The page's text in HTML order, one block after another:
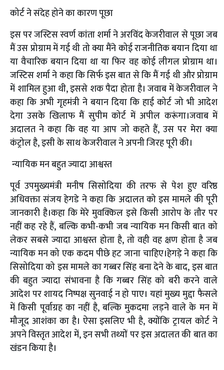
कोर्ट ने संदेह होने का कारण पूछा
इस पर जस्टिस स्वर्ण कांता शर्मा ने अरविंद केजरीवाल से पूछा जब
मैं उस प्रोग्राम में गई थी तो क्या मैंने कोई राजनीतिक बयान दिया था
या वैचारिक बयान दिया था या फिर वह कोई लीगल प्रोग्राम था।
जस्टिस शर्मा ने कहा कि सिर्फ इस बात से कि मैं गई थी और प्रोग्राम
में शामिल हुआ थी, इससे शक पैदा होता है। जवाब में केजरीवाल ने
कहा कि अभी गृहमंत्री ने बयान दिया कि हाई कोर्ट जो भी आदेश
देगा उसके खिलाफ मैं सुपीम कोर्ट में अपील करूंगा।जवाब में
अदालत ने कहा कि वह या आप जो कहते हैं, उस पर मेरा क्या
कंट्रोल है, इसी के साथ केजरीवाल ने अपनी जिरह पूरी की।
न्यायिक मन बहुत ज्यादा आश्वस्त
पूर्व उपमुख्यमंत्री मनीष सिसोदिया की तरफ से पेश हुए वरिष्ठ
अधिवक्ता संजय हेगडे ने कहा कि अदालत को इस मामले की पूरी
जानकारी है।कहा कि मेरे मुवक्किल इसे किसी आरोप के तौर पर
नहीं कह रहे हैं, बल्कि कभी-कभी जब न्यायिक मन किसी बात को
लेकर सबसे ज्यादा आश्वस्त होता है, तो वही वह क्षण होता है जब
न्यायिक मन को एक कदम पीछे हट जाना चाहिए।हेगड़े ने कहा कि
सिसोदिया को इस मामले का गब्बर सिंह बना देने के बाद, इस बात
की बहुत ज्यादा संभावना है कि गब्बर सिंह को बरी करने वाले
आदेश पर शायद निष्पक्ष सुनवाई न हो पाए। यहां मुख्य मुद्दा फैसले
में किसी पूर्वाग्रह का नहीं है, बल्कि मुकदमा लड़ने वाले के मन में
मौजूद आशंका का है। ऐसा इसलिए भी है, क्योंकि ट्रायल कोर्ट ने
अपने विस्तृत आदेश में, इन सभी तथ्यों पर इस अदालत की बात का
खंडन किया है।